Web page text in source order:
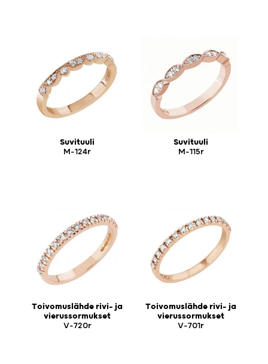
Suvituuli
M-124r
Suvituuli
M-115r
Toivomuslähde rivi- ja
vierussormukset
V-720r
Toivomuslähde rivi- ja
vierussormukset
V-701r